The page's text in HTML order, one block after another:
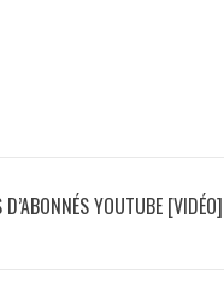
YOUTUBE [VIDÉO]